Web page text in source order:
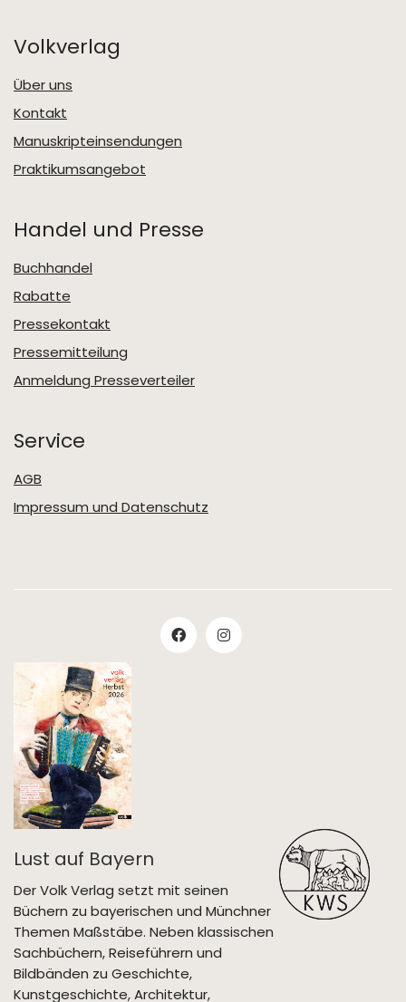
Volkverlag
Über uns
Kontakt
Manuskripteinsendungen
Praktikumsangebot
Handel und Presse
Buchhandel
Rabatte
Pressekontakt
Pressemitteilung
Anmeldung Presseverteiler
Service
AGB
Impressum und Datenschutz
Lust auf Bayern
Der Volk Verlag setzt mit seinen
Büchern zu bayerischen und Münchner
Themen Maßstäbe. Neben klassischen
Sachbüchern, Reiseführern und
Bildbänden zu Geschichte,
Kunstgeschichte, Architektur,